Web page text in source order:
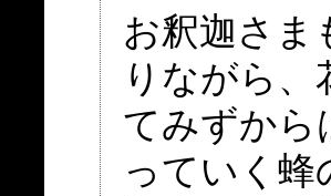
お釈迦さま
りながら
てみずから
っていく蜂